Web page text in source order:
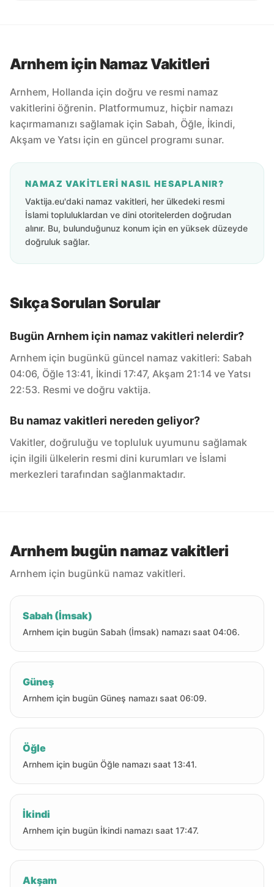
Arnhem için Namaz Vakitleri
Arnhem, Hollanda için doğru ve resmi namaz
vakitlerini öğrenin. Platformumuz, hiçbir namazı
kaçırmamanızı sağlamak için Sabah, Öğle, İkindi,
Akşam ve Yatsı için en güncel programı sunar.
NAMAZ VAKITLERI NASIL HESAPLANIR?
Vaktija.eu'daki namaz vakitleri, her ülkedeki resmi
İslami topluluklardan ve dini otoritelerden doğrudan
alınır. Bu, bulunduğunuz konum için en yüksek düzeyde
doğruluk sağlar.
Sıkça Sorulan Sorular
Bugün Arnhem için namaz vakitleri nelerdir?
Arnhem için bugünkü güncel namaz vakitleri: Sabah
04:06, Öğle 13:41, İkindi 17:47, Akşam 21:14 ve Yatsı
22:53. Resmi ve doğru vaktija.
Bu namaz vakitleri nereden geliyor?
Vakitler, doğruluğu ve topluluk uyumunu sağlamak
için ilgili ülkelerin resmi dini kurumları ve İslami
merkezleri tarafından sağlanmaktadır.
Arnhem bugün namaz vakitleri
Arnhem için bugünkü namaz vakitleri.
Sabah (İmsak)
Arnhem için bugün Sabah (İmsak) namazı saat 04:06.
Güneş
Arnhem için bugün Güneş namazı saat 06:09.
Öğle
Arnhem için bugün Öğle namazı saat 13:41.
İkindi
Arnhem için bugün İkindi namazı saat 17:47.
Akşam